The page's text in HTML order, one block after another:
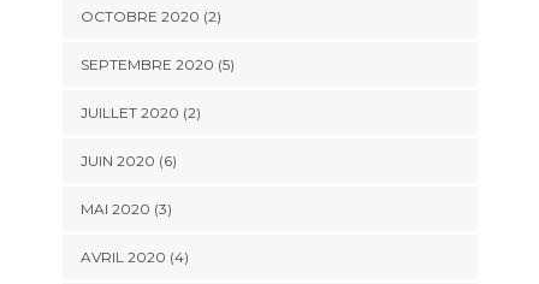
OCTOBRE 2020 (2)
SEPTEMBRE 2020 (5)
JUILLET 2020 (2)
JUIN 2020 (6)
MAI 2020 (3)
AVRIL 2020 (4)